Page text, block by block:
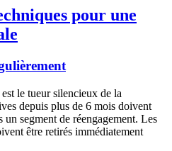
pour une
le tueur silencieux de la
depuis plus de 6 mois doivent
un segment de réengagement. Les
être retirés immédiatement